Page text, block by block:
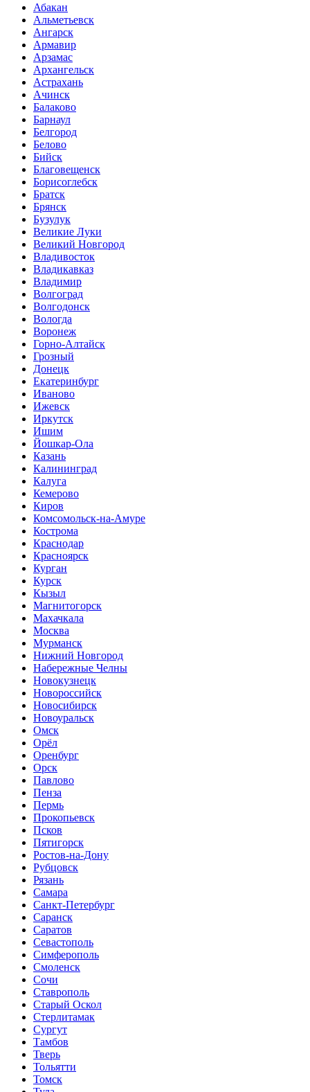
Абакан
Альметьевск
Ангарск
Армавир
Арзамас
Архангельск
Астрахань
Ачинск
Балаково
Барнаул
Белгород
Белово
Бийск
Благовещенск
Борисоглебск
Братск
Брянск
Бузулук
Великие Луки
Великий Новгород
Владивосток
Владикавказ
Владимир
Волгоград
Волгодонск
Вологда
Воронеж
Горно-Алтайск
Грозный
Донецк
Екатеринбург
Иваново
Ижевск
Иркутск
Ишим
Йошкар-Ола
Казань
Калининград
Калуга
Кемерово
Киров
Комсомольск-на-Амуре
Кострома
Краснодар
Красноярск
Курган
Курск
Кызыл
Магнитогорск
Махачкала
Москва
Мурманск
Нижний Новгород
Набережные Челны
Новокузнецк
Новороссийск
Новосибирск
Новоуральск
Омск
Орёл
Оренбург
Орск
Павлово
Пенза
Пермь
Прокопьевск
Псков
Пятигорск
Ростов-на-Дону
Рубцовск
Рязань
Самара
Санкт-Петербург
Саранск
Саратов
Севастополь
Симферополь
Смоленск
Сочи
Ставрополь
Старый Оскол
Стерлитамак
Сургут
Тамбов
Тверь
Тольятти
Томск